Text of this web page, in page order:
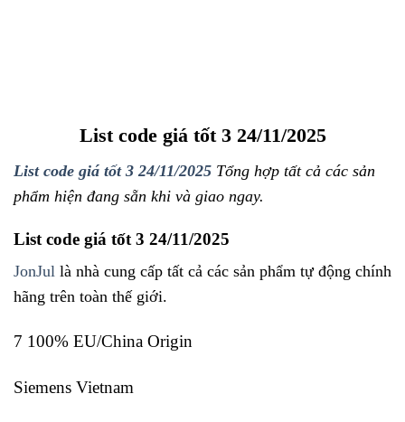
List code giá tốt 3 24/11/2025
List code giá tốt 3 24/11/2025 Tổng hợp tất cả các sản
phẩm hiện đang sẵn khi và giao ngay.
List code giá tốt 3 24/11/2025
JonJul là nhà cung cấp tất cả các sản phẩm tự động chính
hãng trên toàn thế giới.
7 100% EU/China Origin
Siemens Vietnam